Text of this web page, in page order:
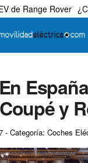
de Range Rover
y
- Categoría: Coches